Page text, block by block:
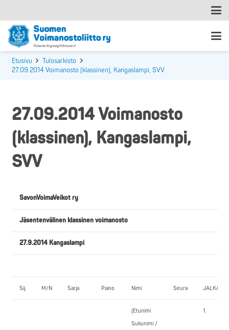
Etusivu
Tulosarkisto
27.09.2014 Voimanosto (klassinen), Kangaslampi, SVV
27.09.2014 Voimanosto
(klassinen), Kangaslampi,
SVV
SavonVoimaVeikot ry
Jäsentenvälinen klassinen voimanosto
27.9.2014 Kangaslampi
Sij. M/N Sarja Paino Nimi Seura
(Etunimi
Sukunimi /
1.